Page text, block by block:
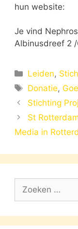
hun website:
Je vind
Albinusdreef 2
Categorieën
Leiden,
Tags
Donatie,
Stichting
St
Media in
Zoek